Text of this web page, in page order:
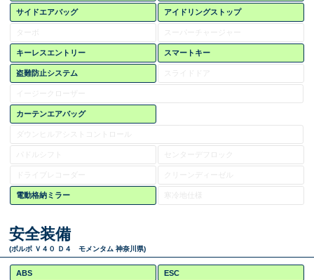
サイドエアバッグ アイドリングストップ
ターボ
キーレスエントリー スマートキー
盗難防止システム スライドドア
カーテンエアバッグ
ダウンヒルアシストコントロール
センターデフロック
ドライブレコーダー
電動格納ミラー 寒冷地仕様
安全装備
(ボルボ Ｖ４０ Ｄ４ モメンタム 神奈川県)
ABS ESC